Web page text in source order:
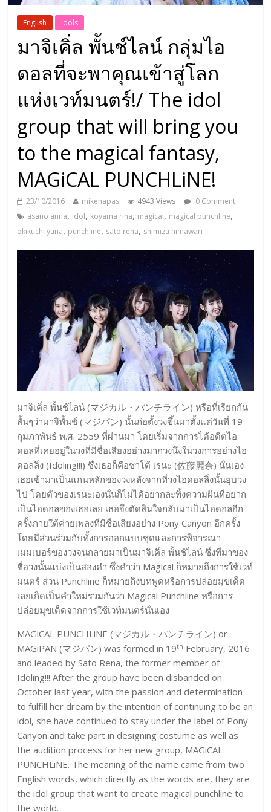
English Idols
มาจิเคิ่ล พั้นช์ไลน์ กลุ่มไอ
ดอลที่จะพาคุณเข้าสู่โลก
แห่งเวท์มนตร์!/ The idol
group that will bring you
to the magical fantasy,
MAGiCAL PUNCHLiNE!
23/10/2016 mikenapas 4943 Views
0 Comment
asano anna, idol, koyama rina, magical, magical punchline,
okikuchi yuna, punchline, sato rena, shimizu himawari
มาจิเคิ่ล พั้นช์ไลน์ (マジカル・パンチライン) หรือที่เรียกกัน
สั้นๆว่ามาจิพั้นช์ (マジパン) นั้นก่อตั้งวงขึ้นมาตั้งแต่วันที่ 19
กุมภาพันธ์ พ.ศ. 2559 ที่ผ่านมา โดยเริ่มจากการได้อดีตไอ
ดอลที่เคยอยู่ในวงที่มีชื่อเสียงอย่างมากวงนึงในวงการอย่างไอ
ดอลลิ่ง (Idoling!!!) ซึ่งเธอก็คือซาโต้ เรนะ (佐藤麗奈) นั่นเอง
เธอเข้ามาเป็นแกนหลักของวงหลังจากที่วงไอดอลลิ่งนั้นยุบวง
ไป โดยตัวของเรนะเองนั่นก็ไม่ได้อยากละทิ้งความฝันที่อยาก
เป็นไอดอลของเธอเลย เธอจึงตัดสินใจกลับมาเป็นไอดอลอีก
ครั้งภายใต้ค่ายเพลงที่มีชื่อเสียงอย่าง Pony Canyon อีกครั้ง
โดยมีส่วนร่วมกับทั้งการออกแบบชุดและการพิจารณา
เมมเบอร์ของวงจนกลายมาเป็นมาจิเคิ่ล พั้นช์ไลน์ ซึ่งที่มาของ
ชื่อวงนั้นแบ่งเป็นสองคำ ซึ่งคำว่า Magical ก็หมายถึงการใช้เวท์
มนตร์ ส่วน Punchline ก็หมายถึงบทพูดหรือการปล่อยมุขเด็ด
เลยเกิดเป็นคำใหม่รวมกันว่า Magical Punchline หรือการ
ปล่อยมุขเด็ดจากการใช้เวท์มนตร์นั่นเอง
MAGiCAL PUNCHLiNE (マジカル・パンチライン) or
MAGiPAN (マジパン) was formed in 19th February, 2016
and leaded by Sato Rena, the former member of
Idoling!!! After the group have been disbanded on
October last year, with the passion and determination
to fulfill her dream by the intention of continuing to be an
idol, she have continued to stay under the label of Pony
Canyon and take part in designing costume as well as
the audition process for her new group, MAGiCAL
PUNCHLiNE. The meaning of the name came from two
English words, which directly as the words are, they are
the idol group that want to create magical punchline to
the world.